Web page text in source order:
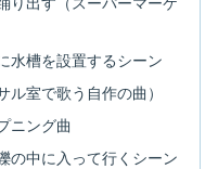
水槽を設置するシーン
室で歌う自作の曲）
ニング曲
の中に入って行くシーン